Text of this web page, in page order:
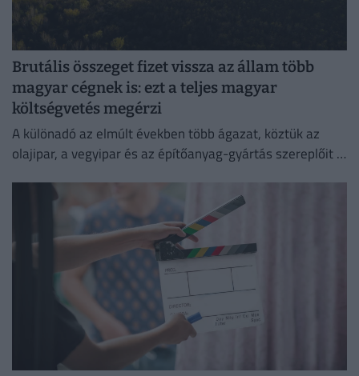
Brutális összeget fizet vissza az állam több
magyar cégnek is: ezt a teljes magyar
költségvetés megérzi
A különadó az elmúlt években több ágazat, köztük az
olajipar, a vegyipar és az építőanyag-gyártás szereplőit is